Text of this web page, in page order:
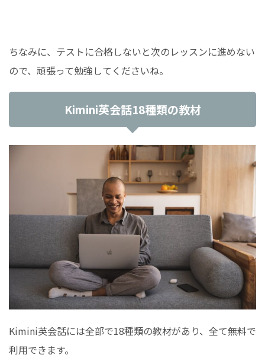
ちなみに、テストに合格しないと次のレッスンに進めない
ので、頑張って勉強してくださいね。
Kimini英会話18種類の教材
Kimini英会話には全部で18種類の教材があり、全て無料で
利用できます。